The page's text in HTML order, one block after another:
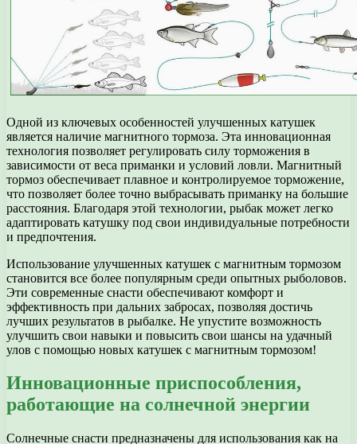
Одной из ключевых особенностей улучшенных катушек
является наличие магнитного тормоза. Эта инновационная
технология позволяет регулировать силу торможения в
зависимости от веса приманки и условий ловли. Магнитный
тормоз обеспечивает плавное и контролируемое торможение,
что позволяет более точно выбрасывать приманку на большие
расстояния. Благодаря этой технологии, рыбак может легко
адаптировать катушку под свои индивидуальные потребности
и предпочтения.
Использование улучшенных катушек с магнитным тормозом
становится все более популярным среди опытных рыболовов.
Эти современные снасти обеспечивают комфорт и
эффективность при дальних забросах, позволяя достичь
лучших результатов в рыбалке. Не упустите возможность
улучшить свои навыки и повысить свои шансы на удачный
улов с помощью новых катушек с магнитным тормозом!
Инновационные приспособления,
работающие на солнечной энергии
Солнечные снасти предназначены для использования как на